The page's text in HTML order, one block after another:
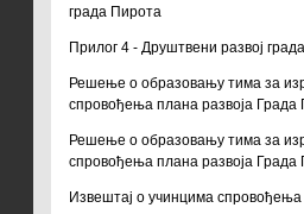
града Пирота
Прилог 4 - Друштвени развој
Решење о образовању тима за
спровођења плана развоја Града
Решење о образовању тима за
спровођења плана развоја Града
Извештај о учинцима